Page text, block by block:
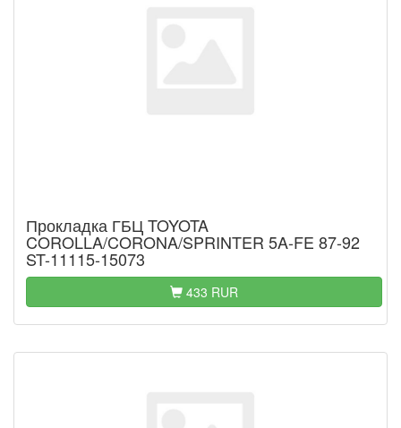
Прокладка ГБЦ TOYOTA
COROLLA/CORONA/SPRINTER 5A-FE 87-92
ST-11115-15073
433 RUR